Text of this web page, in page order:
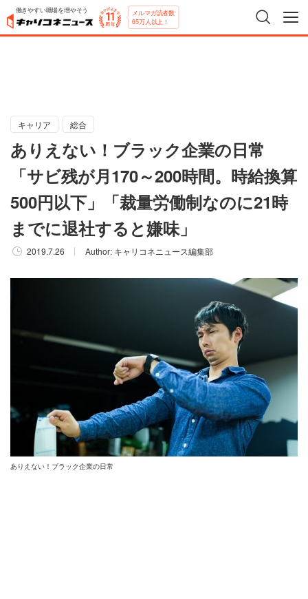
働きやすい職場を増やそう メルマガ読者数
65万人以上！
キャリア 総合
ありえない！ブラック企業の日常
「サビ残が月170～200時間。時給換算
500円以下」「裁量労働制なのに21時
までに退社すると嫌味」
2019.7.26 Author: キャリコネニュース編集部
ありえない！ブラック企業の日常